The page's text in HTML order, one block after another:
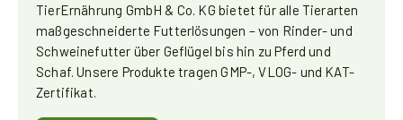
TierErnährung GmbH & Co. KG bietet für alle Tierarten
maßgeschneiderte Futterlösungen – von Rinder- und
Schweinefutter über Geflügel bis hin zu Pferd und
Schaf. Unsere Produkte tragen GMP-, VLOG- und KAT-
Zertifikat.